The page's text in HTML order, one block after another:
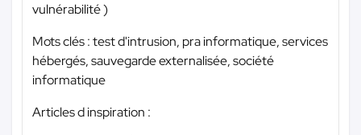
vulnérabilité )
Mots clés : test d'intrusion, pra informatique, services
hébergés, sauvegarde externalisée, société
informatique
Articles d inspiration :